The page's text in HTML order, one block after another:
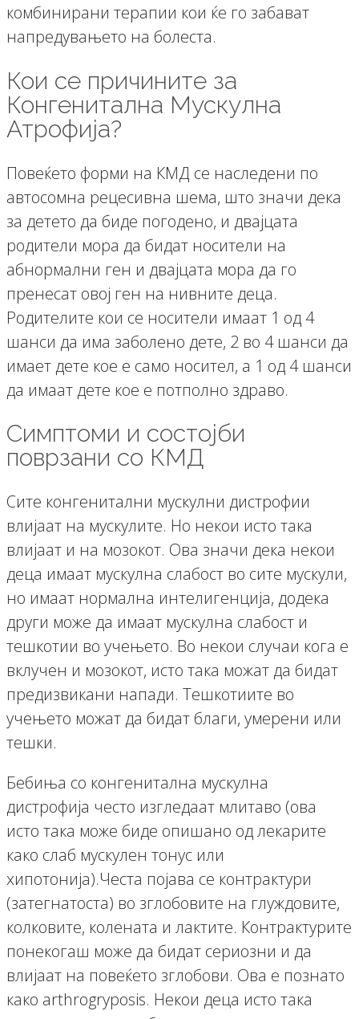
комбинирани терапии кои ќе го забават
напредувањето на болеста.
Кои се причините за
Конгенитална Мускулна
Атрофија?
Повеќето форми на КМД се наследени по
автосомна рецесивна шема, што значи дека
за детето да биде погодено, и двајцата
родители мора да бидат носители на
абнормални ген и двајцата мора да го
пренесат овој ген на нивните деца.
Родителите кои се носители имаат 1 од 4
шанси да има заболено дете, 2 во 4 шанси да
имает дете кое е само носител, а 1 од 4 шанси
да имаат дете кое е потполно здраво.
Симптоми и состојби
поврзани со КМД
Сите конгенитални мускулни дистрофии
влијаат на мускулите. Но некои исто така
влијаат и на мозокот. Ова значи дека некои
деца имаат мускулна слабост во сите мускули,
но имаат нормална интелигенција, додека
други може да имаат мускулна слабост и
тешкотии во учењето. Во некои случаи кога е
вклучен и мозокот, исто така можат да бидат
предизвикани напади. Тешкотиите во
учењето можат да бидат благи, умерени или
тешки.
Бебиња со конгенитална мускулна
дистрофија често изгледаат млитаво (ова
исто така може биде опишано од лекарите
како слаб мускулен тонус или
хипотонија).Честа појава се контрактури
(затегнатоста) во зглобовите на глуждовите,
колковите, колената и лактите. Контрактурите
понекогаш може да бидат сериозни и да
влијаат на повеќето зглобови. Ова е познато
како arthrogryposis. Некои деца исто така